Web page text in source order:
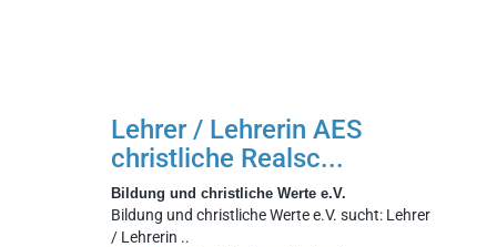
Lehrer / Lehrerin AES
christliche Realsc...
Bildung und christliche Werte e.V.
Bildung und christliche Werte e.V. sucht: Lehrer
/ Lehrerin ..